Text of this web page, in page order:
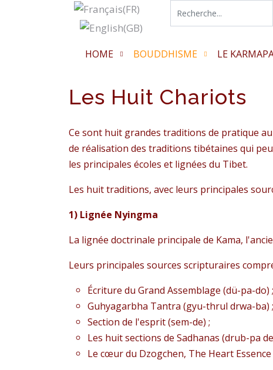
HOME BOUDDHISME LE
Les Huit Chariots
Ce sont huit grandes traditions de pratique
de réalisation des traditions tibétaines qui
les principales écoles et lignées du Tibet.
Les huit traditions, avec leurs principales
1) Lignée Nyingma
La lignée doctrinale principale de Kama,
Leurs principales sources scripturaires
Écriture du Grand Assemblage (dü-pa-do) ;
Guhyagarbha Tantra (gyu-thrul drwa-ba) ;
Section de l'esprit (sem-de) ;
Les huit sections de Sadhanas (drub-pa
Le cœur du Dzogchen, The Heart